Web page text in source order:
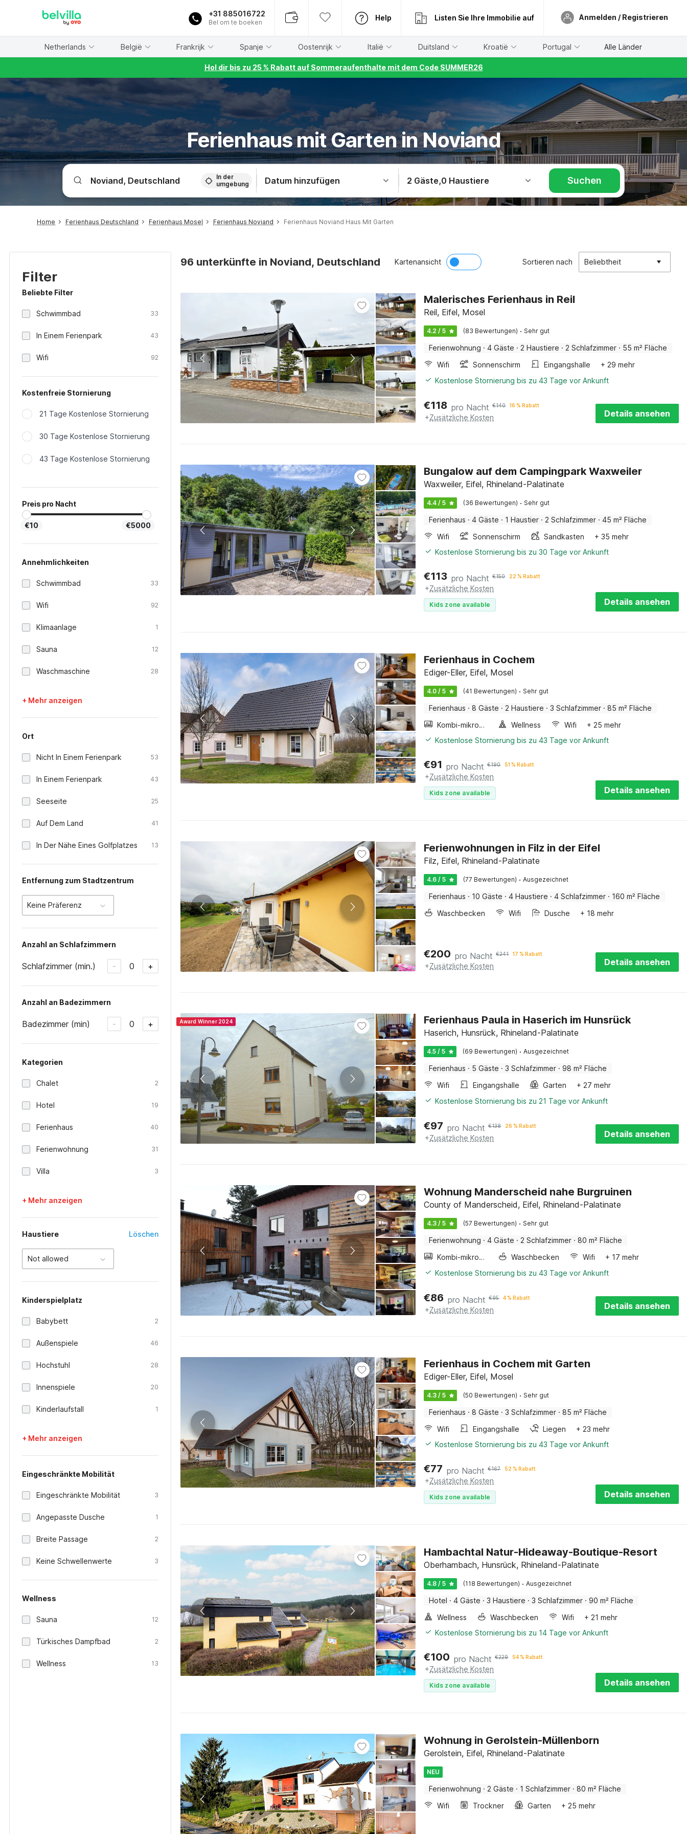
+31 885016722
Bel om te boeken
Help Listen Sie Ihre Immobilie auf Anmelden / Registrieren
Netherlands België Frankrijk Spanje Oostenrijk Italië Duitsland Kroatië Portugal Alle Länder
Hol dir bis zu 25 % Rabatt auf Sommeraufenthalte mit dem Code SUMMER26
Ferienhaus mit Garten in Noviand
In der
umgebung
Datum hinzufügen 2 Gäste,0 Haustiere Suchen
Home Ferienhaus Deutschland Ferienhaus Mosel Ferienhaus Noviand Ferienhaus Noviand Haus Mit Garten
Filter
Beliebte Filter
Schwimmbad 33
In Einem Ferienpark 43
Wifi 92
Kostenfreie Stornierung
21 Tage Kostenlose Stornierung
30 Tage Kostenlose Stornierung
43 Tage Kostenlose Stornierung
Preis pro Nacht
€10 €5000
Annehmlichkeiten
Schwimmbad 33
Wifi 92
Klimaanlage 1
Sauna 12
Waschmaschine 28
+ Mehr anzeigen
Ort
Nicht In Einem Ferienpark 53
In Einem Ferienpark 43
Seeseite 25
Auf Dem Land 41
In Der Nähe Eines Golfplatzes 13
Entfernung zum Stadtzentrum
Keine Präferenz
Anzahl an Schlafzimmern
Schlafzimmer (min.) - 0 +
Anzahl an Badezimmern
Badezimmer (min) - 0 +
Kategorien
Chalet 2
Hotel 19
Ferienhaus 40
Ferienwohnung 31
Villa 3
+ Mehr anzeigen
Haustiere Löschen
Not allowed
Kinderspielplatz
Babybett 2
Außenspiele 46
Hochstuhl 28
Innenspiele 20
Kinderlaufstall 1
+ Mehr anzeigen
Eingeschränkte Mobilität
Eingeschränkte Mobilität 3
Angepasste Dusche 1
Breite Passage 2
Keine Schwellenwerte 3
Wellness
Sauna 12
Türkisches Dampfbad 2
Wellness 13
96 unterkünfte in Noviand, Deutschland Kartenansicht Sortieren nach Beliebtheit
Malerisches Ferienhaus in Reil
Reil, Eifel, Mosel
4.2 / 5 (83 Bewertungen) · Sehr gut
Ferienwohnung · 4 Gäste · 2 Haustiere · 2 Schlafzimmer · 55 m² Fläche
Wifi
Sonnenschirm Eingangshalle
+ 29 mehr
Kostenlose Stornierung bis zu 43 Tage vor Ankunft
€118 pro Nacht €140 16 % Rabatt
+Zusätzliche Kosten Details ansehen
Bungalow auf dem Campingpark Waxweiler
Waxweiler, Eifel, Rhineland-Palatinate
4.4 / 5 (36 Bewertungen) · Sehr gut
Ferienhaus · 4 Gäste · 1 Haustier · 2 Schlafzimmer · 45 m² Fläche
Wifi
Sonnenschirm Sandkasten
+ 35 mehr
Kostenlose Stornierung bis zu 30 Tage vor Ankunft
€113 pro Nacht €150 22 % Rabatt
+Zusätzliche Kosten
Kids zone available Details ansehen
Ferienhaus in Cochem
Ediger-Eller, Eifel, Mosel
4.0 / 5 (41 Bewertungen) · Sehr gut
Ferienhaus · 8 Gäste · 2 Haustiere · 3 Schlafzimmer · 85 m² Fläche
Kombi-mikrowelle
Wellness Wifi
+ 25 mehr
Kostenlose Stornierung bis zu 43 Tage vor Ankunft
€91 pro Nacht €190 51 % Rabatt
+Zusätzliche Kosten
Kids zone available Details ansehen
Ferienwohnungen in Filz in der Eifel
Filz, Eifel, Rhineland-Palatinate
4.6 / 5 (77 Bewertungen) · Ausgezeichnet
Ferienhaus · 10 Gäste · 4 Haustiere · 4 Schlafzimmer · 160 m² Fläche
Waschbecken
Wifi Dusche + 18 mehr
€200 pro Nacht €241 17 % Rabatt
+Zusätzliche Kosten Details ansehen
Award Winner 2024 Ferienhaus Paula in Haserich im Hunsrück
Haserich, Hunsrück, Rhineland-Palatinate
4.5 / 5 (69 Bewertungen) · Ausgezeichnet
Ferienhaus · 5 Gäste · 3 Schlafzimmer · 98 m² Fläche
Wifi
Eingangshalle Garten
+ 27 mehr
Kostenlose Stornierung bis zu 21 Tage vor Ankunft
€97 pro Nacht €138 26 % Rabatt
+Zusätzliche Kosten Details ansehen
Wohnung Manderscheid nahe Burgruinen
County of Manderscheid, Eifel, Rhineland-Palatinate
4.3 / 5 (57 Bewertungen) · Sehr gut
Ferienwohnung · 4 Gäste · 2 Schlafzimmer · 80 m² Fläche
Kombi-mikrowelle
Waschbecken Wifi
+ 17 mehr
Kostenlose Stornierung bis zu 43 Tage vor Ankunft
€86 pro Nacht €95 4 % Rabatt
+Zusätzliche Kosten Details ansehen
Ferienhaus in Cochem mit Garten
Ediger-Eller, Eifel, Mosel
4.3 / 5 (50 Bewertungen) · Sehr gut
Ferienhaus · 8 Gäste · 3 Schlafzimmer · 85 m² Fläche
Wifi
Eingangshalle Liegen
+ 23 mehr
Kostenlose Stornierung bis zu 43 Tage vor Ankunft
€77 pro Nacht €167 52 % Rabatt
+Zusätzliche Kosten
Kids zone available Details ansehen
Hambachtal Natur-Hideaway-Boutique-Resort
Oberhambach, Hunsrück, Rhineland-Palatinate
4.8 / 5 (118 Bewertungen) · Ausgezeichnet
Hotel · 4 Gäste · 3 Haustiere · 3 Schlafzimmer · 90 m² Fläche
Wellness
Waschbecken Wifi
+ 21 mehr
Kostenlose Stornierung bis zu 14 Tage vor Ankunft
€100 pro Nacht €229 54 % Rabatt
+Zusätzliche Kosten
Kids zone available Details ansehen
Wohnung in Gerolstein-Müllenborn
Gerolstein, Eifel, Rhineland-Palatinate
NEU
Ferienwohnung · 2 Gäste · 1 Schlafzimmer · 80 m² Fläche
Wifi
Trockner Garten + 25 mehr